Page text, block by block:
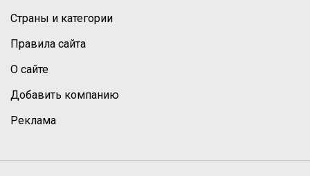
Страны и категории
Правила сайта
О сайте
Добавить компанию
Реклама